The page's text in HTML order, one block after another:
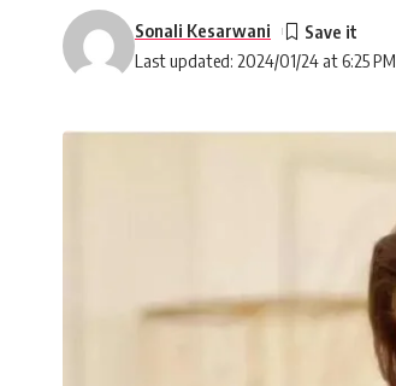
Last updated: 2024/01/24 at 6:25 PM
Sonali Kesarwani